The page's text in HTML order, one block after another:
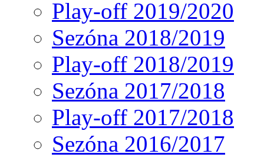
Play-off 2019/2020
Sezóna 2018/2019
Play-off 2018/2019
Sezóna 2017/2018
Play-off 2017/2018
Sezóna 2016/2017